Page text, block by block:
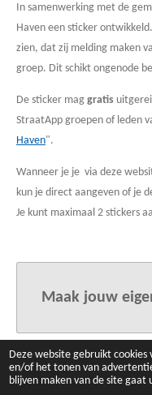
Deze website gebruikt cookies
en/of het tonen van
blijven maken van de site gaat
In samenwerking met de
Haven een sticker
zien, dat zij melding maken
groep. Dit schikt ongenode
De sticker mag gratis
StraatApp groepen of leden
Haven".
Wanneer je je via deze
kun je direct aangeven of je
Je kunt maximaal 2 stickers
Maak jouw
© 2016 - 2026 Veilig